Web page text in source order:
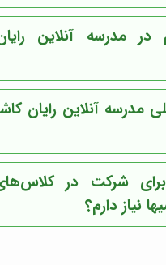
در مدرسه آنلاین
مدرسه آنلاین رایان
شرکت در
نیاز دارم؟